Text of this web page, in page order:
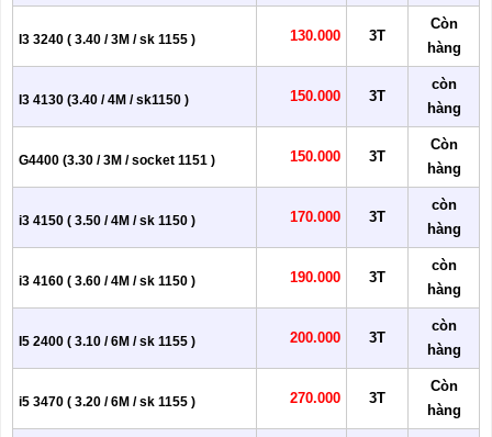
I3 3240 ( 3.40 / 3M / sk 1155 ) 130.000 3T
Còn
hàng
I3 4130 (3.40 / 4M / sk1150 ) 150.000 3T
còn
hàng
G4400 (3.30 / 3M / socket 1151 ) 150.000 3T
Còn
hàng
i3 4150 ( 3.50 / 4M / sk 1150 ) 170.000 3T
còn
hàng
i3 4160 ( 3.60 / 4M / sk 1150 ) 190.000 3T
còn
hàng
I5 2400 ( 3.10 / 6M / sk 1155 ) 200.000 3T
còn
hàng
i5 3470 ( 3.20 / 6M / sk 1155 ) 270.000 3T
Còn
hàng